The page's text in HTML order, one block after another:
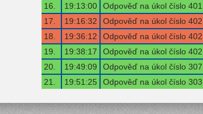
16.
19:13:00 Odpověď na úkol číslo 401
17.
19:16:32 Odpověď na úkol číslo 402
18.
19:36:12 Odpověď na úkol číslo 402
19.
19:38:17 Odpověď na úkol číslo 402
20.
19:49:09 Odpověď na úkol číslo 307
21.
19:51:25 Odpověď na úkol číslo 303